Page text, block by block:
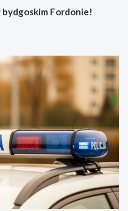
Fordonie!